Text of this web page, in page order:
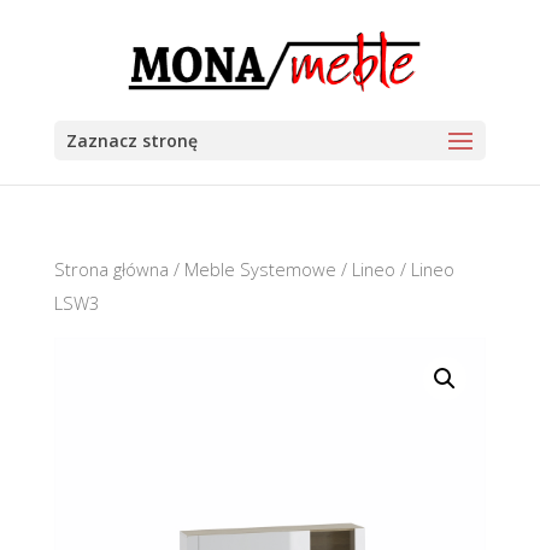
Zaznacz stronę
Strona główna / Meble Systemowe / Lineo / Lineo
LSW3